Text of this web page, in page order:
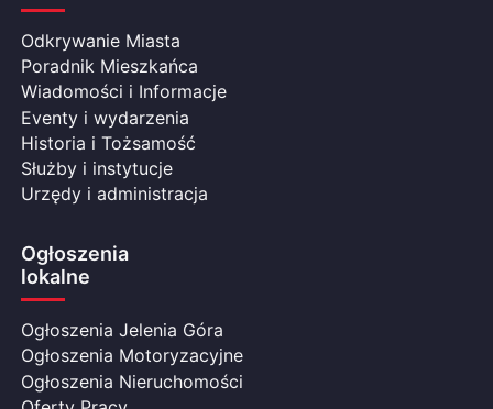
Odkrywanie Miasta
Poradnik Mieszkańca
Wiadomości i Informacje
Eventy i wydarzenia
Historia i Tożsamość
Służby i instytucje
Urzędy i administracja
Ogłoszenia
lokalne
Ogłoszenia Jelenia Góra
Ogłoszenia Motoryzacyjne
Ogłoszenia Nieruchomości